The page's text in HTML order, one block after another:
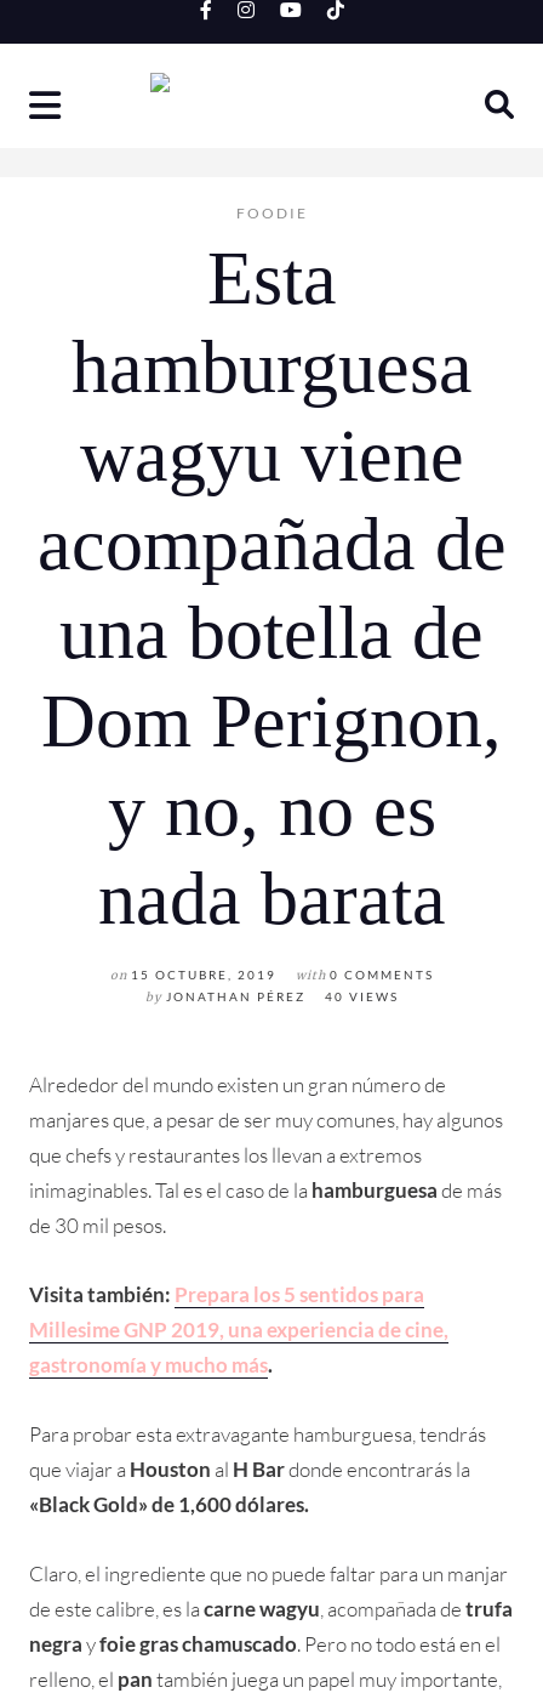
to
content
FOODIE
Esta
hamburguesa
wagyu viene
acompañada de
una botella de
Dom Perignon,
y no, no es
nada barata
on 15 OCTUBRE, 2019 with 0 COMMENTS
by JONATHAN PÉREZ 40 VIEWS
Alrededor del mundo existen un gran número de
manjares que, a pesar de ser muy comunes, hay algunos
que chefs y restaurantes los llevan a extremos
inimaginables. Tal es el caso de la hamburguesade más
de 30 mil pesos.
Visita también: Prepara los 5 sentidos para
Millesime GNP 2019, una experiencia de cine,
gastronomía y mucho más.
Para probar esta extravagante hamburguesa, tendrás
que viajar a Houston al H Bardonde encontrarás la
«Black Gold» de 1,600 dólares.
Claro, el ingrediente que no puede faltar para un manjar
de este calibre, es lacarne wagyu , acompañada detrufa
negrayfoie gras chamuscado. Pero no todo está en el
relleno, el pantambién juega un papel muy importante,